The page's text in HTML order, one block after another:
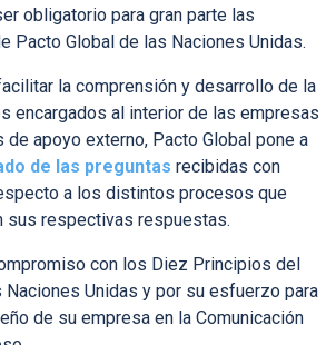
obligatorio para gran parte las
Pacto Global de las Naciones Unidas.
la comprensión y desarrollo de la
encargados al interior de las empresas
apoyo externo, Pacto Global pone a
de las preguntas recibidas con
a los distintos procesos que
sus respectivas respuestas.
con los Diez Principios del
Naciones Unidas y por su esfuerzo para
de su empresa en la Comunicación